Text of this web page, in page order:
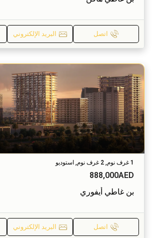
اتصل البريد الإلكتروني
1 غرف نوم, 2 غرف نوم, استوديو
888,000AED
بن غاطي أيفوري
اتصل البريد الإلكتروني